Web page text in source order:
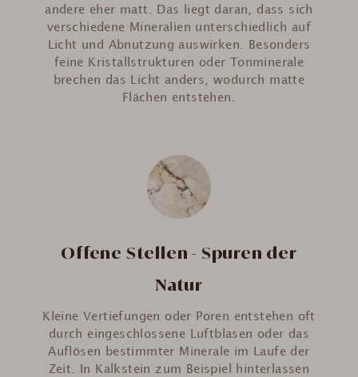
andere eher matt. Das liegt daran, dass sich
verschiedene Mineralien unterschiedlich auf
Licht und Abnutzung auswirken. Besonders
feine Kristallstrukturen oder Tonminerale
brechen das Licht anders, wodurch matte
Flächen entstehen.
Offene Stellen - Spuren der
Natur
Kleine Vertiefungen oder Poren entstehen oft
durch eingeschlossene Luftblasen oder das
Auflösen bestimmter Minerale im Laufe der
Zeit. In Kalkstein zum Beispiel hinterlassen